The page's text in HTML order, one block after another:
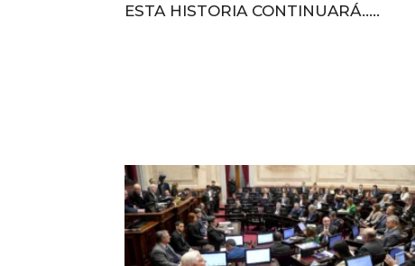
ESTA HISTORIA CONTINUARÁ…..